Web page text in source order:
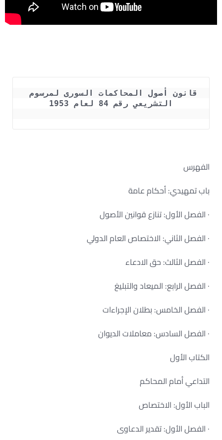
التشريعي رقم 84 لعام 1953
الفهرس
باب تمهيدي: أحكام عامة
· الفصل الأول: تنازع قوانين الأصول
· الفصل الثاني: الاختصاص العام الدولي
· الفصل الثالث: حق الادعاء
· الفصل الرابع: الميعاد والتبليغ
· الفصل الخامس: بطلان الإجراءات
· الفصل السادس: معاملات الديوان
الكتاب الأول
التداعي أمام المحاكم
الباب الأول: الاختصاص
· الفصل الأول: تقدير الدعاوى